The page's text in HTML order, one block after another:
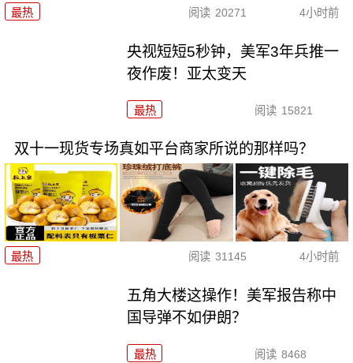
最热 阅读 20271 4小时前
央视短短5秒钟，美军3年兵推一
夜作废！亚太变天
最热 阅读 15821
双十一现货专场真如平台商家所说的那样吗？
最热 阅读 31145 4小时前
五角大楼这操作！美军报告称中
国导弹不如伊朗？
最热 阅读 8468